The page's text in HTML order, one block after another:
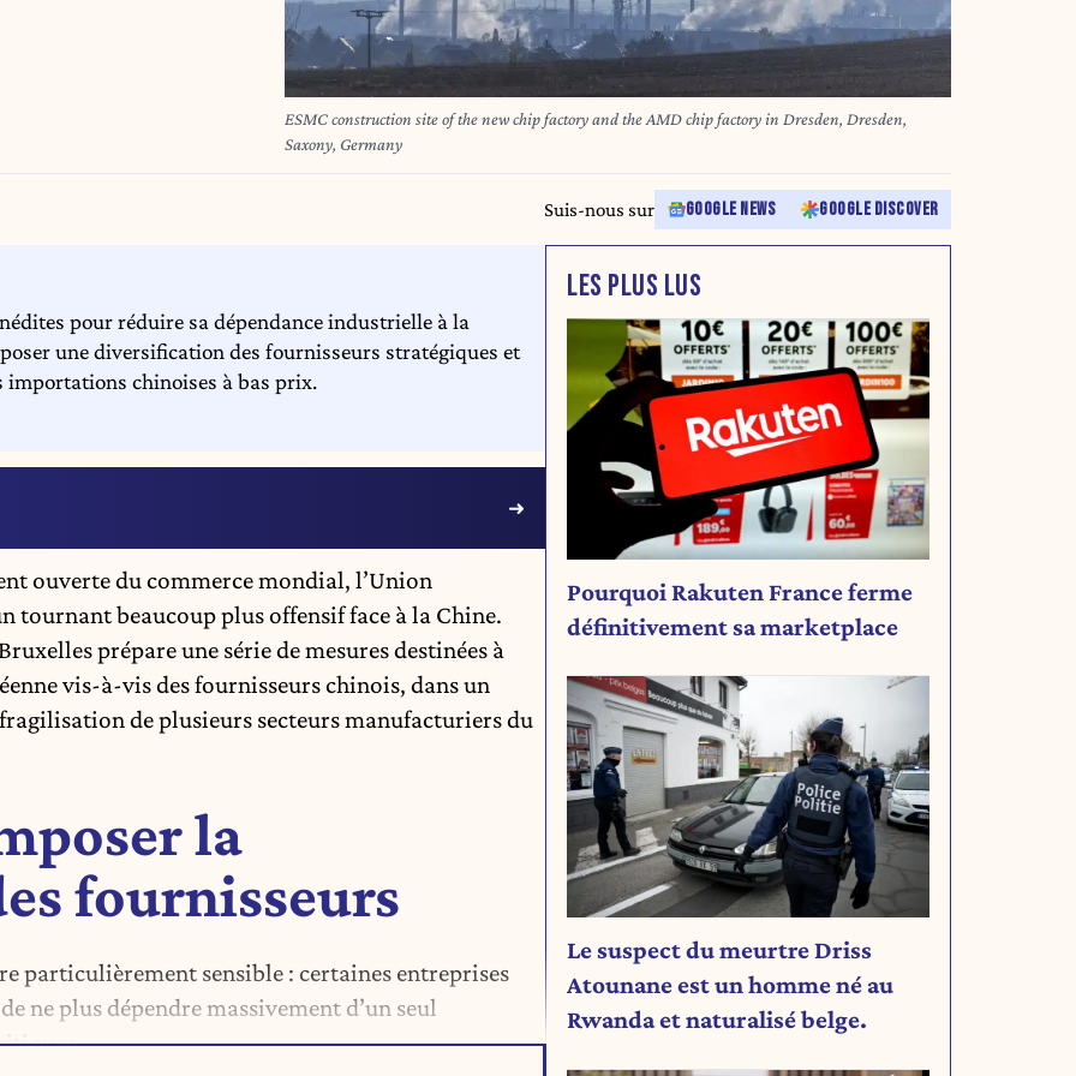
ESMC construction site of the new chip factory and the AMD chip factory in Dresden, Dresden,
Saxony, Germany
Suis-nous sur GOOGLE NEWS GOOGLE DISCOVER
pour réduire sa dépendance industrielle à la
une diversification des fournisseurs stratégiques et
importations chinoises à bas prix.
ouverte du commerce mondial, l’Union
tournant beaucoup plus offensif face à la Chine.
prépare une série de mesures destinées à
vis-à-vis des fournisseurschinois, dans un
de plusieurs secteurs manufacturiers du
la
fournisseurs
particulièrement sensible : certaines entreprises
ne plus dépendre massivement d’un seul
LES PLUS LUS
Pourquoi Rakuten France ferme
définitivement sa marketplace
Le suspect du meurtre Driss
Atounane est un homme né au
Rwanda et naturalisé belge.